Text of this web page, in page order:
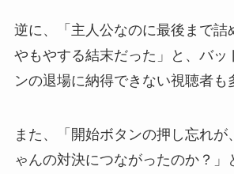
逆に、「主人公なのに最後まで詰
やもやする結末だった」と、バッ
ンの退場に納得できない視聴者も
また、「開始ボタンの押し忘れが
ゃんの対決につながったのか？」